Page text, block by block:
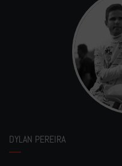
DYLAN PEREIRA